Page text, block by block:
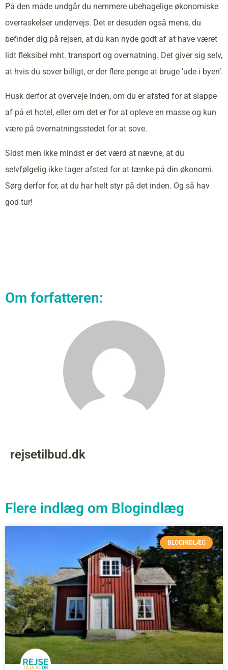
På den måde undgår du nemmere ubehagelige økonomiske
overraskelser undervejs. Det er desuden også mens, du
befinder dig på rejsen, at du kan nyde godt af at have været
lidt fleksibel mht. transport og overnatning. Det giver sig selv,
at hvis du sover billigt, er der flere penge at bruge ’ude i byen’.
Husk derfor at overveje inden, om du er afsted for at slappe
af på et hotel, eller om det er for at opleve en masse og kun
være på overnatningsstedet for at sove.
Sidst men ikke mindst er det værd at nævne, at du
selvfølgelig ikke tager afsted for at tænke på din økonomi.
Sørg derfor for, at du har helt styr på det inden. Og så hav
god tur!
Om forfatteren:
rejsetilbud.dk
Flere indlæg om Blogindlæg
BLOGINDLÆG